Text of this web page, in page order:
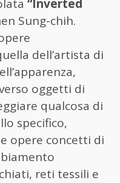
“Inverted
Sung-chih.
dell’artista di
oggetti di
qualcosa di
specifico,
opere concetti di
reti tessili e